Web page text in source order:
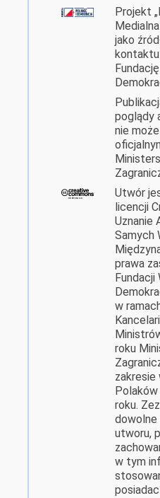
Projekt
jako
poglądy
nie
Utwór
licencji
Uznanie
Samych
prawa
Fundacji
w
roku
zakresie
Polaków
roku.
dowolne
utworu,
w tym